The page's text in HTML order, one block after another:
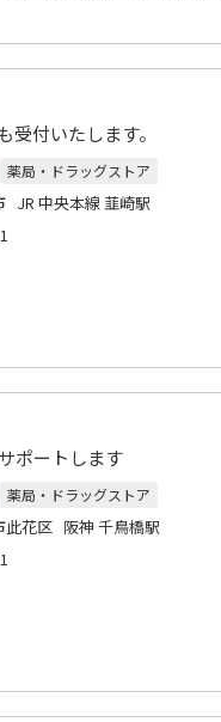
受付いたします。
薬局・ドラッグストア
JR 中央本線 韮崎駅
ポートします
薬局・ドラッグストア
此花区 阪神 千鳥橋駅